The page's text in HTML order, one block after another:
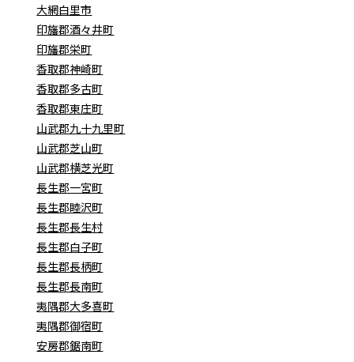
大網白里市
印旛郡酒々井町
印旛郡栄町
香取郡神崎町
香取郡多古町
香取郡東庄町
山武郡九十九里町
山武郡芝山町
山武郡横芝光町
長生郡一宮町
長生郡睦沢町
長生郡長生村
長生郡白子町
長生郡長柄町
長生郡長南町
夷隅郡大多喜町
夷隅郡御宿町
安房郡鋸南町